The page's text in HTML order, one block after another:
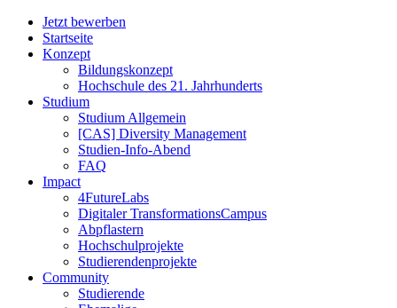
Jetzt bewerben
Startseite
Konzept
Bildungskonzept
Hochschule des 21. Jahrhunderts
Studium
Studium Allgemein
[CAS] Diversity Management
Studien-Info-Abend
FAQ
Impact
4FutureLabs
Digitaler TransformationsCampus
Abpflastern
Hochschulprojekte
Studierendenprojekte
Community
Studierende